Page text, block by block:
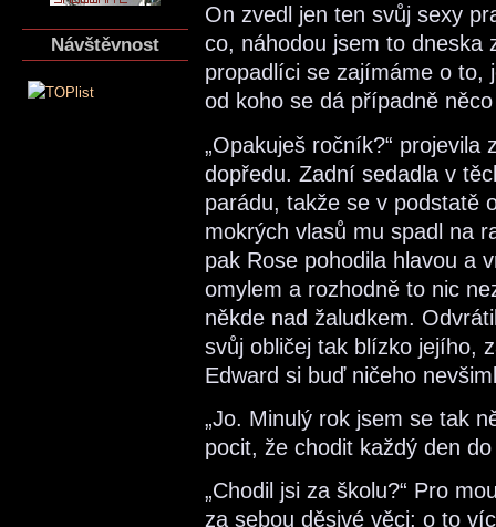
Návštěvnost
On zvedl jen ten svůj sexy
co, náhodou jsem to dneska
propadlíci se zajímáme o to,
od koho se dá případně
„Opakuješ ročník?“ projevila
dopředu. Zadní sedadla v
parádu, takže se v podstatě
mokrých vlasů mu spadl na
pak Rose pohodila hlavou a
omylem a rozhodně to nic
někde nad žaludkem.
svůj obličej tak blízko jejího,
Edward si buď ničeho
„Jo. Minulý rok jsem se tak
pocit, že chodit každý den
„Chodil jsi za školu?“ Pro
za sebou děsivé věci; o to